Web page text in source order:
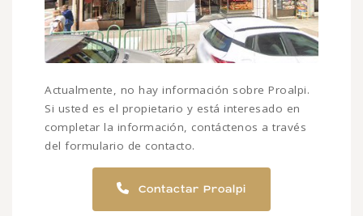
Actualmente, no hay información sobre Proalpi.
Si usted es el propietario y está interesado en
completar la información, contáctenos a través
del formulario de contacto.
Contactar Proalpi